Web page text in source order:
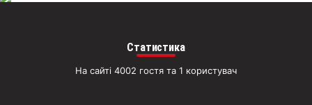
Статистика
На сайті 4002 гостя та 1 користувач